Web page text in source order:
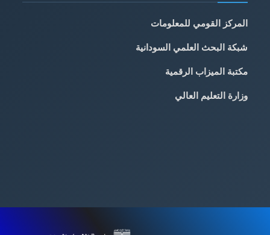
المركز القومي للمعلومات
شبكة البحث العلمي السودانية
مكتبة الميزاب الرقمية
وزارة التعليم العالي